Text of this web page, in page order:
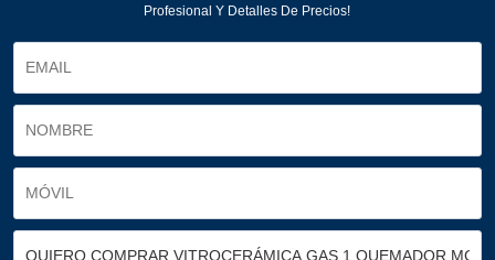
Profesional Y Detalles De Precios!